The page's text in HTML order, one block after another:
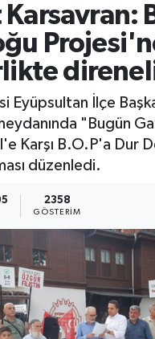
Eyüpsultan İlçe
"Bugün
Karşı B.O.P'a Dur
düzenledi.
2358
GÖSTERIM
Haberleri